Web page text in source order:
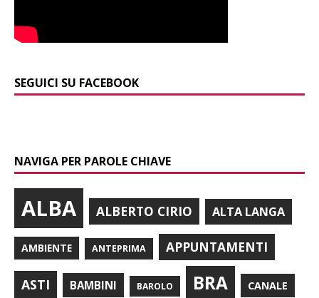
SEGUICI SU FACEBOOK
NAVIGA PER PAROLE CHIAVE
ALBA ALBERTO CIRIO ALTA LANGA
AMBIENTE ANTEPRIMA APPUNTAMENTI
ASTI BAMBINI BAROLO BRA CANALE